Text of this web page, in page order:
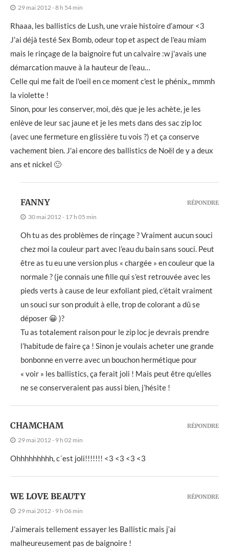
29 mai 2012 - 8 h 54 min
Rhaaa, les ballistics de Lush, une vraie histoire d’amour <3
J'ai déjà testé Sex Bomb, odeur top et aspect de l'eau miam
mais le rinçage de la baignoire fut un calvaire :w j'avais une
démarcation mauve à la hauteur de l'eau…
Celle qui me fait de l'oeil en ce moment c'est le phénix,, mmmh
la violette !
Sinon, pour les conserver, moi, dès que je les achète, je les
enlève de leur sac jaune et je les mets dans des sac zip loc
(avec une fermeture en glissière tu vois ?) et ça conserve
vachement bien. J'ai encore des ballistics de Noël de y a deux
ans et nickel 🙂
FANNY
30 mai 2012 - 17 h 05 min
Oh tu as des problèmes de rinçage ? Vraiment aucun souci
chez moi la couleur part avec l’eau du bain sans souci. Peut
être as tu eu une version plus « chargée » en couleur que la
normale ? (je connais une fille qui s’est retrouvée avec les
pieds verts à cause de leur exfoliant pied, c’était vraiment
un souci sur son produit à elle, trop de colorant a dû se
déposer 😀 )?
Tu as totalement raison pour le zip loc je devrais prendre
l’habitude de faire ça ! Sinon je voulais acheter une grande
bonbonne en verre avec un bouchon hermétique pour
« voir » les ballistics, ça ferait joli ! Mais peut être qu’elles
ne se conserveraient pas aussi bien, j’hésite !
RÉPONDRE
CHAMCHAM
29 mai 2012 - 9 h 02 min
Ohhhhhhhhh, c´est joli!!!!!!! <3 <3 <3 <3
RÉPONDRE
WE LOVE BEAUTY
29 mai 2012 - 9 h 06 min
J’aimerais tellement essayer les Ballistic mais j’ai
malheureusement pas de baignoire !
RÉPONDRE